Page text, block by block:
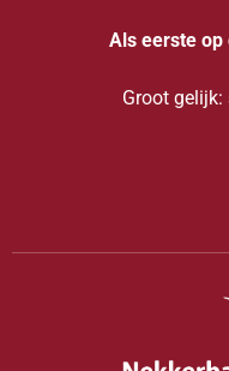
Als eerste op
Groot